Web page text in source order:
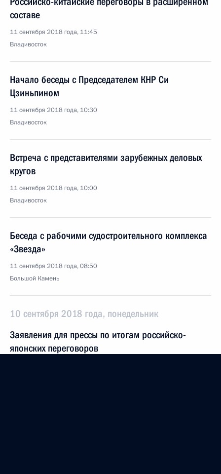
составе
11 сентября 2018 года, 11:45
Владивосток
Начало беседы с Председателем КНР Си
Цзиньпином
11 сентября 2018 года, 10:30
Владивосток
Встреча с представителями зарубежных деловых
кругов
11 сентября 2018 года, 10:00
Владивосток
Беседа с рабочими судостроительного комплекса
«Звезда»
11 сентября 2018 года, 08:50
Большой Камень
10 сентября 2018 года, понедельник
Заявления для прессы по итогам российско-
японских переговоров